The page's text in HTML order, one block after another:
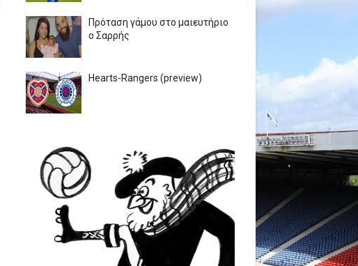
Πρόταση γάμου στο μαιευτήριο
ο Σαρρής
Hearts-Rangers (preview)